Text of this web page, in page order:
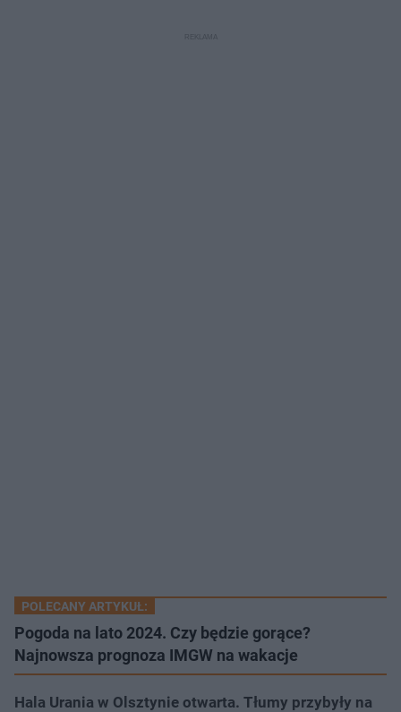
POLECANY ARTYKUŁ:
Pogoda na lato 2024. Czy będzie gorące?
Najnowsza prognoza IMGW na wakacje
Hala Urania w Olsztynie otwarta. Tłumy przybyły na